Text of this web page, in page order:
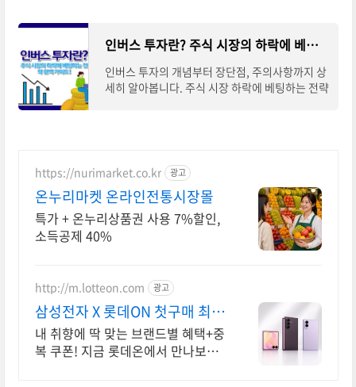
인버스 투자란? 주식 시장의 하락에 베팅하는 전략 완벽 가이드
인버스 투자의 개념부터 장단점, 주의사항까지 상
세히 알아봅니다. 주식 시장 하락에 베팅하는 전략
https://nurimarket.co.kr 광고
온누리마켓 온라인전통시장몰
특가 + 온누리상품권 사용 7%할인,
소득공제 40%
http://m.lotteon.com 광고
삼성전자 X 롯데ON 첫구매 최대
5천원 혜택!
내 취향에 딱 맞는 브랜드별 혜택+중
복 쿠폰! 지금 롯데온에서 만나보세